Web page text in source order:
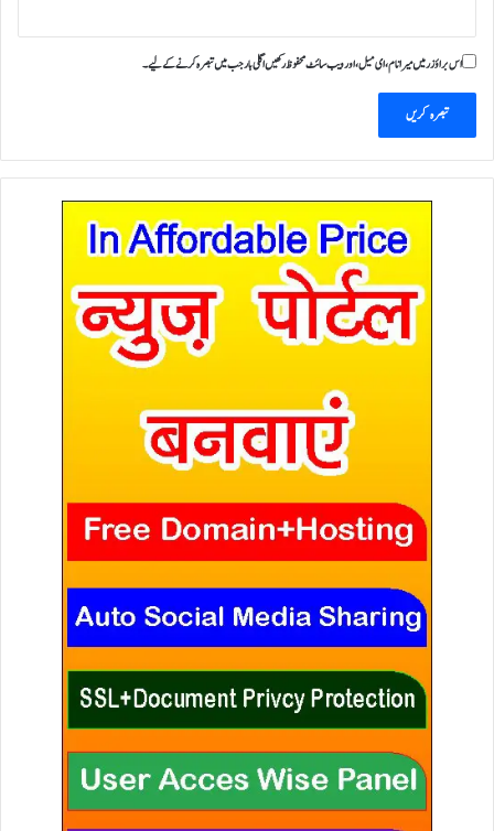
اس براؤزر میں میرا نام، ای میل، اور ویب سائٹ محفوظ رکھیں اگلی بار جب میں تبصرہ کرنے کےلیے۔